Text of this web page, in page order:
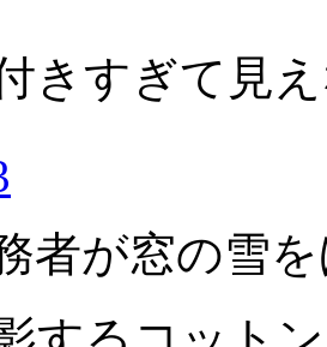
きすぎて見
者が窓の雪